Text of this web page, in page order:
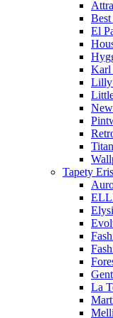
El
Karl
Lilly
Tapety
La